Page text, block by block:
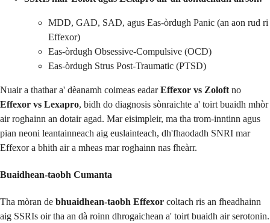
MDD, GAD, SAD, agus Eas-òrdugh Panic (an aon rud ri
Effexor)
Eas-òrdugh Obsessive-Compulsive (OCD)
Eas-òrdugh Strus Post-Traumatic (PTSD)
Nuair a thathar a' dèanamh coimeas eadarEffexor vs Zoloft no
Effexor vs Lexapro, bidh do diagnosis sònraichte a' toirt buaidh mhòr
air roghainn an dotair agad. Mar eisimpleir, ma tha trom-inntinn agus
pian neoni leantainneach aig euslainteach, dh'fhaodadh SNRI mar
Effexor a bhith air a mheas mar roghainn nas fheàrr.
Buaidhean-taobh Cumanta
Tha mòran de bhuaidhean-taobh Effexor coltach ris an fheadhainn
aig SSRIs oir tha an dà roinn dhrogaichean a' toirt buaidh air serotonin.